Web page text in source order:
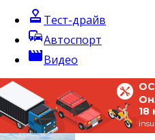
approval Тест-драйв
commuteАвтоспорт
movieВидео
18